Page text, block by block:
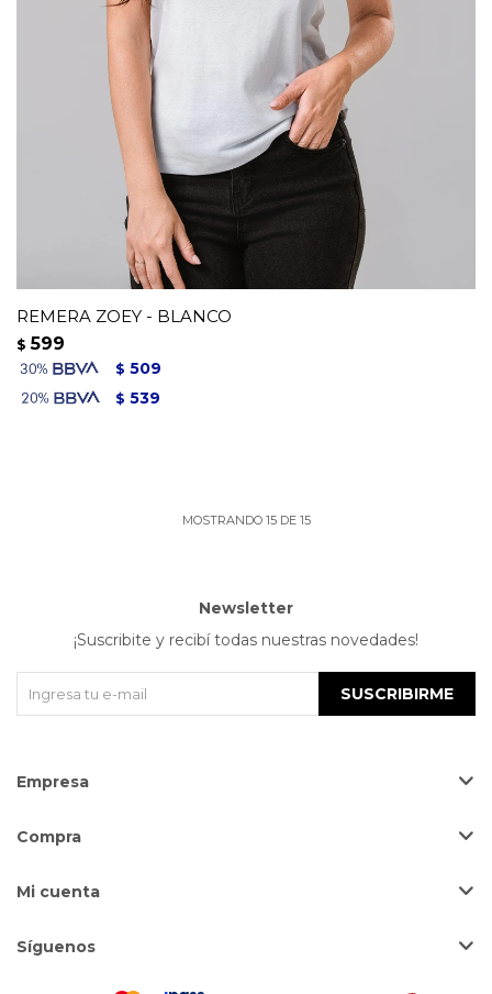
REMERA ZOEY - BLANCO
$ 599
$ 509
$ 539
MOSTRANDO 15DE 15
Empresa
Compra
Mi cuenta
Síguenos
Newsletter
¡Suscribite y recibí todas nuestras novedades!
SUSCRIBIRME